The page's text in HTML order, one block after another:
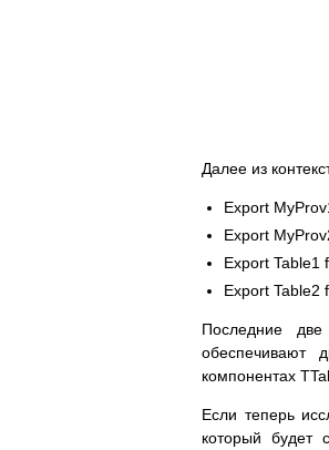
Далее из
Export
Export
Export Table1
Export Table2
Последние
обеспечивают
компонентах
Если теперь
который будет